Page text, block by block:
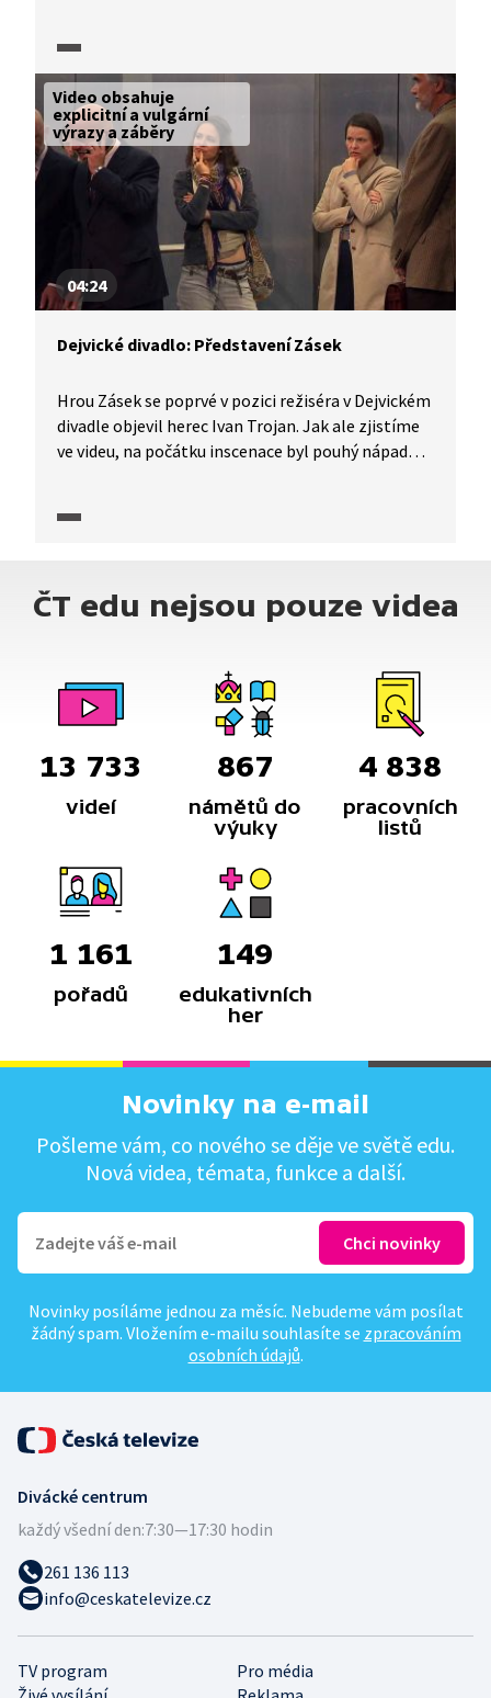
a režisér Havelka? To se dozvíme ve videu.
Video obsahuje
explicitní a vulgární
výrazy a záběry
04:24
Dejvické divadlo: Představení Zásek
Hrou Zásek se poprvé v pozici režiséra v Dejvickém
divadle objevil herec Ivan Trojan. Jak ale zjistíme
ve videu, na počátku inscenace byl pouhý nápad
vzniku představení i na ukázky z něj.
ČT edu nejsou pouze videa
13 733
videí
867
námětů do
výuky
4 838
pracovních
listů
1 161
pořadů
149
edukativních
her
Novinky na e-mail
Pošleme vám, co nového se děje ve světě edu.
Nová videa, témata, funkce a další.
Novinky posíláme jednou za měsíc. Nebudeme vám posílat
žádný spam. Vložením e-mailu souhlasíte se zpracováním
osobních údajů.